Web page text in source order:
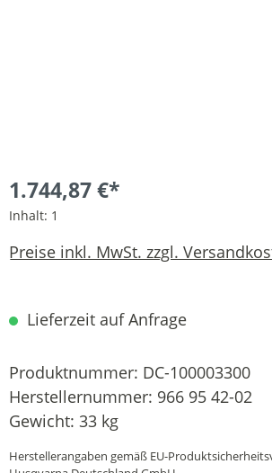
1.744,87 €*
Inhalt: 1
Preise inkl. MwSt. zzgl.
Lieferzeit auf Anfrage
Produktnummer: DC-100003300
Herstellernummer: 966 95 42-02
Gewicht: 33 kg
Herstellerangaben gemäß EU-